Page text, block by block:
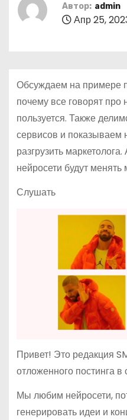
Автор: admin
Апр 25,
Обсуждаем на примере
почему все говорят про
пользуется. Также
сервисов и показываем
разгрузить
нейросети будут менять
Слушать
Привет! Это редакция
отложенного постинга
Мы любим нейросети,
генерировать идеи и